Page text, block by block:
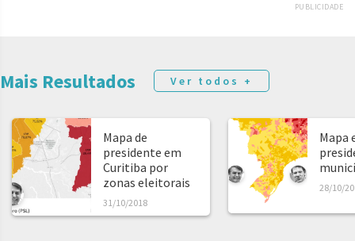
PUBLICIDADE
Mais Resultados Ver todos +
Mapa de
presidente em
Curitiba por
zonas eleitorais
31/10/2018
Mapa
28/10/